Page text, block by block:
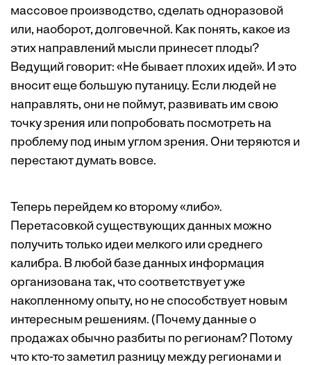
массовое производство, сделать одноразовой
или, наоборот, долговечной. Как понять, какое из
этих направлений мысли принесет плоды?
Ведущий говорит: «Не бывает плохих идей». И это
вносит еще большую путаницу. Если людей не
направлять, они не поймут, развивать им свою
точку зрения или попробовать посмотреть на
проблему под иным углом зрения. Они теряются и
перестают думать вовсе.
Теперь перейдем ко второму «либо».
Перетасовкой существующих данных можно
получить только идеи мелкого или среднего
калибра. В любой базе данных информация
организована так, что соответствует уже
накопленному опыту, но не способствует новым
интересным решениям. (Почему данные о
продажах обычно разбиты по регионам? Потому
что кто-то заметил разницу между регионами и